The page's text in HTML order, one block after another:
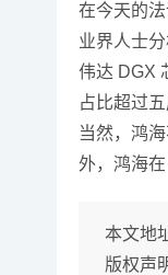
在今天的
业界人士
伟达 DGX
占比超过
当然，鸿
外，鸿海
本文地
版权声